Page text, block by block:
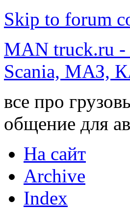
Skip to forum
MAN truck.ru -
Scania, МАЗ,
все про
общение для
На сайт
Archive
Index